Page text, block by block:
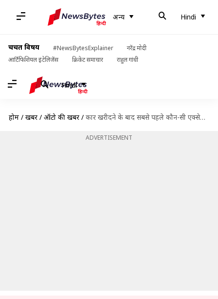
अन्य Hindi
चर्चित विषय #NewsBytesExplainer
नरेंद्र मोदी
आर्टिफिशियल इंटेलिजेंस
क्रिकेट समाचार राहुल गांधी
Hindi
होम / खबरें / ऑटो की खबरें / कार खरीदने के बाद सबसे पहले कौन-सी एक्सेसरीज लगवाएं?
ADVERTISEMENT